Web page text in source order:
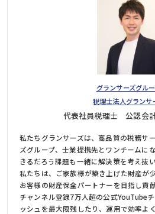
グランサーズグル
税理士法人グランサ
代表社員税理士 公認会
私たちグランサーズは、高品質の税務サ
ズグループ、士業提携先とワンチームに
きるだろう課題も一緒に解決策を考え抜い
私たちは、ご家族様が築き上げた財産が
お客様の財産保全パートナーを目指し貢
チャンネル登録7万人超の公式YouTube
ッシュを最大限残したり、運用で効率よ